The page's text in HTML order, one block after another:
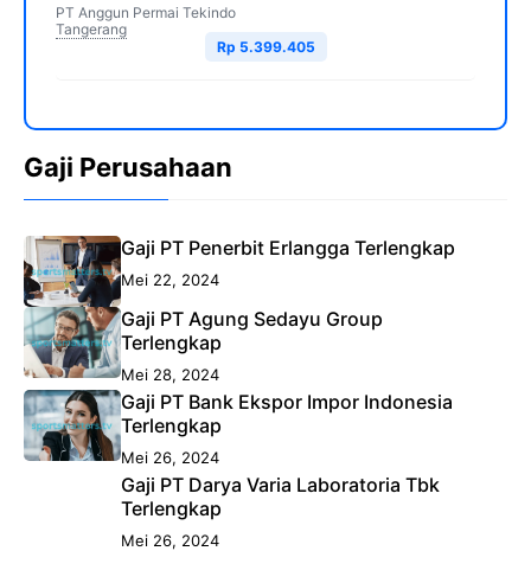
PT Anggun Permai Tekindo
Tangerang
Rp 5.399.405
Gaji Perusahaan
Gaji PT Penerbit Erlangga Terlengkap
Mei 22, 2024
Gaji PT Agung Sedayu Group
Terlengkap
Mei 28, 2024
Gaji PT Bank Ekspor Impor Indonesia
Terlengkap
Mei 26, 2024
Gaji PT Darya Varia Laboratoria Tbk
Terlengkap
Mei 26, 2024